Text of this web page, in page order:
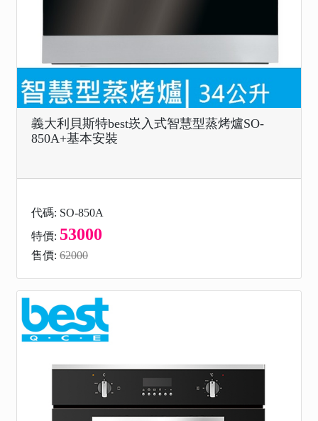
義大利貝斯特best崁入式智慧型蒸烤爐SO-
850A+基本安裝
代碼: SO-850A
特價: 53000
售價: 62000